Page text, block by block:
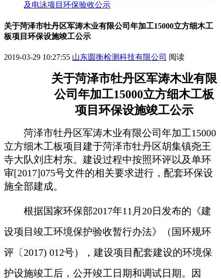
及电泳项目环保验收公示
关于菏泽市牡丹区军涛木业有限公司年加工15000立方细木工
板项目环保设施竣工公示
2019-03-29 10:27:55 山东圆衡检测科技有限公司 阅读
关于菏泽市牡丹区军涛木业有限
公司年加工15000立方细木工板
项目环保设施竣工公示
菏泽市牡丹区军涛木业有限公司年加工15000
立方细木工板项目 建于菏泽市牡丹区胡集镇尧王
寺大队刘庄村东。 建设过程中按照环评以及单环
审[2017]075号文件的相关要求进行，配套环保设
施全部建成。
根据国家环保部2017年11月20日发布的《建
设项目竣工环境保护验收暂行办法》（国环规环
评〔2017) 012号），建设项目配套建设的环境保
护设施竣工后，公开竣工日期和调试日期。因